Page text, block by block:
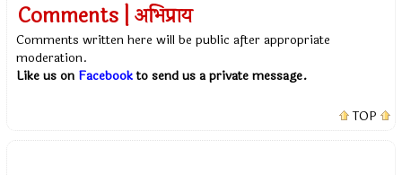
Comments | अभिप्राय
Comments written here will be public after appropriate
moderation.
Like us on Facebookto send us a private message.
TOP